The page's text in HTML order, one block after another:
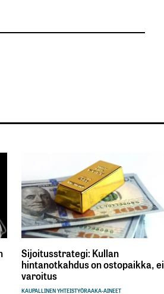
Sijoitusstrategi: Kullan
hintanotkahdus on ostopaikka, ei
varoitus
KAUPALLINEN YHTEISTYÖRAAKA-AINEET